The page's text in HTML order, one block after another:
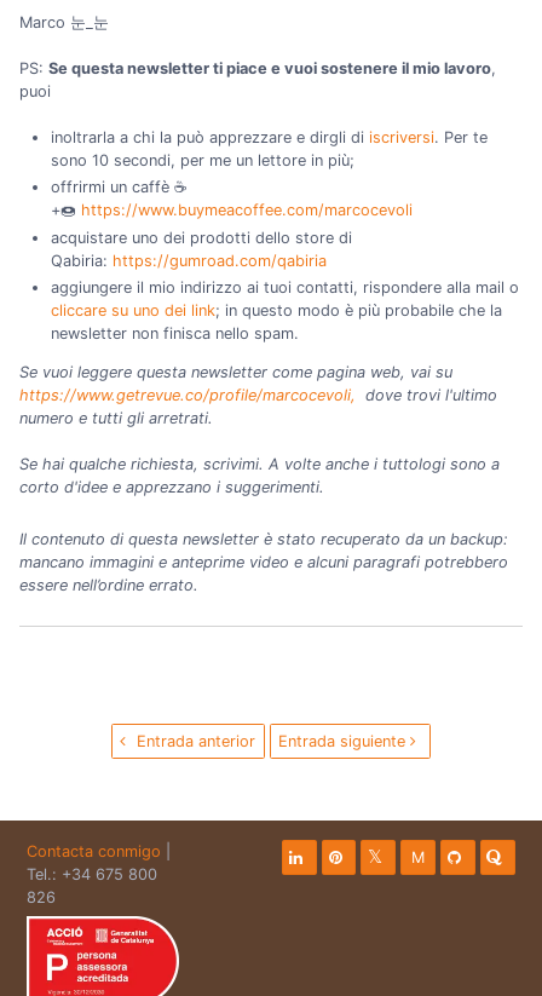
Marco 눈_눈
PS: Se questa newsletter ti piace e vuoi sostenere il mio lavoro,
puoi
inoltrarla a chi la può apprezzare e dirgli di iscriversi. Per te
sono 10 secondi, per me un lettore in più;
offrirmi un caffè ☕
+🍩 https://www.buymeacoffee.com/marcocevoli
acquistare uno dei prodotti dello store di
Qabiria: https://gumroad.com/qabiria
aggiungere il mio indirizzo ai tuoi contatti, rispondere alla mail o
cliccare su uno dei link; in questo modo è più probabile che la
newsletter non finisca nello spam.
Se vuoi leggere questa newsletter come pagina web, vai su
https://www.getrevue.co/profile/marcocevoli,
dove trovi l'ultimo
numero e tutti gli arretrati.
Se hai qualche richiesta, scrivimi. A volte anche i tuttologi sono a
corto d'idee e apprezzano i suggerimenti.
Il contenuto di questa newsletter è stato recuperato da un backup:
mancano immagini e anteprime video e alcuni paragrafi potrebbero
essere nell’ordine errato.
Entrada anterior Entrada siguiente
Contacta conmigo
Tel.: +34 675 800
826
M